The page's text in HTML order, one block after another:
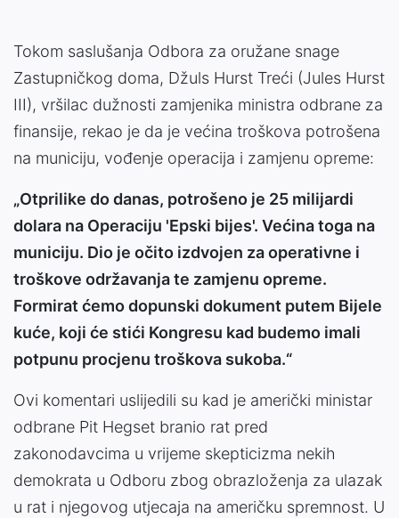
Tokom saslušanja Odbora za oružane snage
Zastupničkog doma, Džuls Hurst Treći (Jules Hurst
III), vršilac dužnosti zamjenika ministra odbrane za
finansije, rekao je da je većina troškova potrošena
na municiju, vođenje operacija i zamjenu opreme:
„Otprilike do danas, potrošeno je 25 milijardi
dolara na Operaciju 'Epski bijes'. Većina toga na
municiju. Dio je očito izdvojen za operativne i
troškove održavanja te zamjenu opreme.
Formirat ćemo dopunski dokument putem Bijele
kuće, koji će stići Kongresu kad budemo imali
potpunu procjenu troškova sukoba.“
Ovi komentari uslijedili su kad je američki ministar
odbrane Pit Hegset branio rat pred
zakonodavcima u vrijeme skepticizma nekih
demokrata u Odboru zbog obrazloženja za ulazak
u rat i njegovog utjecaja na američku spremnost. U